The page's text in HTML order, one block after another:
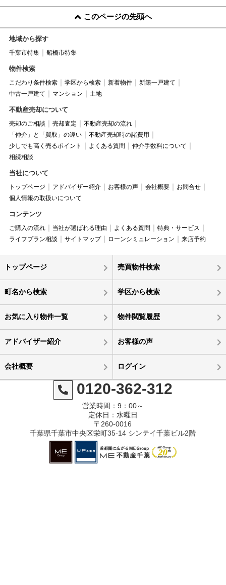
このページの先頭へ
地域から探す
千葉市特集 船橋市特集
物件検索
こだわり条件検索 学区から検索 新着物件
新築一戸建て
中古一戸建て
マンション 土地
不動産売却について
売却のご相談 売却査定
不動産売却の流れ
「仲介」と「買取」の違い
不動産売却時の諸費用
少しでも高く売るポイント
よくある質問
仲介手数料について
相続相談
当社について
トップページ アドバイザー紹介 お客様の声 会社概要
お問合せ
個人情報の取扱いについて
コンテンツ
ご購入の流れ 当社が選ばれる理由 よくある質問
特典・サービス
ライフプラン相談
サイトマップ ローンシミュレーション 来店予約
トップページ 売買物件検索
町名から検索 学区から検索
お気に入り物件一覧 物件閲覧履歴
アドバイザー紹介 お客様の声
会社概要 ログイン
0120-362-312
営業時間：9：00～
定休日：水曜日
〒260-0016
千葉県千葉市中央区栄町35-14 シンテイ千葉ビル2階